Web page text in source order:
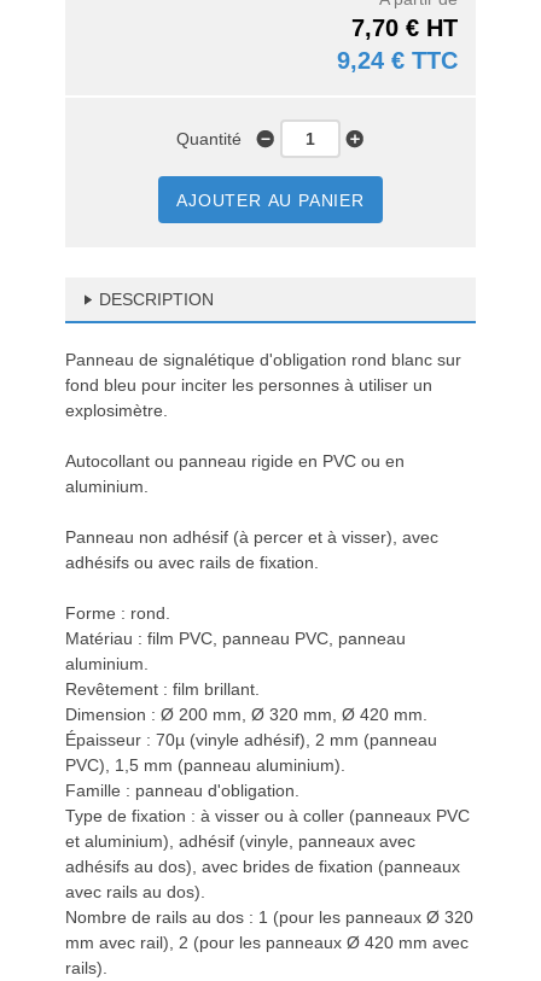
7,70 € HT
9,24 € TTC
Quantité
AJOUTER AU PANIER
DESCRIPTION
Panneau de signalétique d'obligation rond blanc sur
fond bleu pour inciter les personnes à utiliser un
explosimètre.
Autocollant ou panneau rigide en PVC ou en
aluminium.
Panneau non adhésif (à percer et à visser), avec
adhésifs ou avec rails de fixation.
Forme : rond.
Matériau : film PVC, panneau PVC, panneau
aluminium.
Revêtement : film brillant.
Dimension : Ø 200 mm, Ø 320 mm, Ø 420 mm.
Épaisseur : 70µ (vinyle adhésif), 2 mm (panneau
PVC), 1,5 mm (panneau aluminium).
Famille : panneau d'obligation.
Type de fixation : à visser ou à coller (panneaux PVC
et aluminium), adhésif (vinyle, panneaux avec
adhésifs au dos), avec brides de fixation (panneaux
avec rails au dos).
Nombre de rails au dos : 1 (pour les panneaux Ø 320
mm avec rail), 2 (pour les panneaux Ø 420 mm avec
rails).